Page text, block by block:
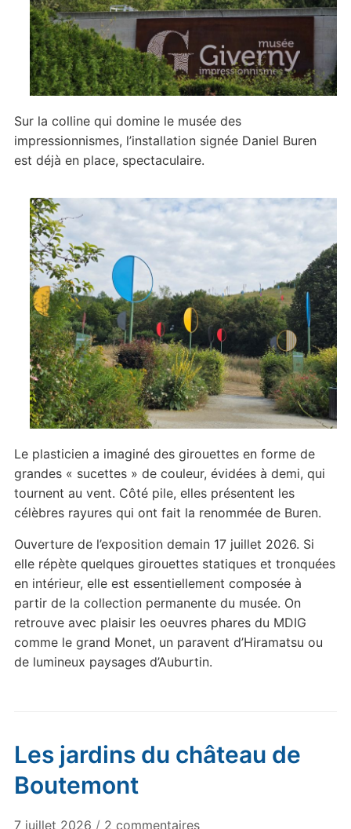
Sur la colline qui domine le musée des
impressionnismes, l’installation signée Daniel Buren
est déjà en place, spectaculaire.
Le plasticien a imaginé des girouettes en forme de
grandes « sucettes » de couleur, évidées à demi, qui
tournent au vent. Côté pile, elles présentent les
célèbres rayures qui ont fait la renommée de Buren.
Ouverture de l’exposition demain 17 juillet 2026. Si
elle répète quelques girouettes statiques et tronquées
en intérieur, elle est essentiellement composée à
partir de la collection permanente du musée. On
retrouve avec plaisir les oeuvres phares du MDIG
comme le grand Monet, un paravent d’Hiramatsu ou
de lumineux paysages d’Auburtin.
Les jardins du château de
Boutemont
7 juillet 2026 / 2 commentairessur